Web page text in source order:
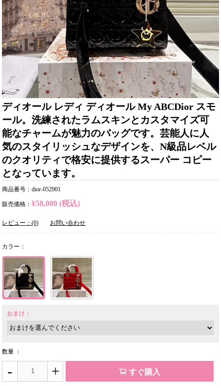
ディオール レディ ディオール My ABCDior スモ
ール。洗練されたラムスキンとカスタマイズ可
能なチャームが魅力のバッグです。芸能人に人
気のスタイリッシュなデザインを、N級品レベル
のクオリティで格安に提供するスーパー コピー
となっています。
商品番号：dior-052901
販売価格： ¥58,000 (税込)
レビュー：(0) お問い合わせ
カラー：
おまけ：
数量 ：
- + すぐ購入